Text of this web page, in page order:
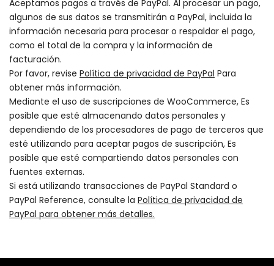
Aceptamos pagos a través de PayPal. Al procesar un pago,
algunos de sus datos se transmitirán a PayPal, incluida la
información necesaria para procesar o respaldar el pago,
como el total de la compra y la información de
facturación.
Por favor, revise Política de privacidad de PayPal Para
obtener más información.
Mediante el uso de suscripciones de WooCommerce, Es
posible que esté almacenando datos personales y
dependiendo de los procesadores de pago de terceros que
esté utilizando para aceptar pagos de suscripción, Es
posible que esté compartiendo datos personales con
fuentes externas.
Si está utilizando transacciones de PayPal Standard o
PayPal Reference, consulte la Política de privacidad de
PayPal para obtener más detalles.